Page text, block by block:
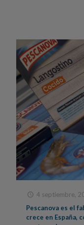
4 septiembre,
Pescanova es el
crece en España,